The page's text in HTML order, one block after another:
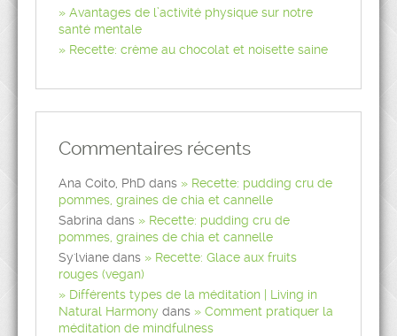
Avantages de l’activité physique sur notre
santé mentale
Recette: crème au chocolat et noisette saine
Commentaires récents
Ana Coito, PhD dans
Recette: pudding cru de
pommes, graines de chia et cannelle
Sabrina dans
Recette: pudding cru de
pommes, graines de chia et cannelle
Sy'lviane dans
Recette: Glace aux fruits
rouges (vegan)
Différents types de la méditation | Living in
Natural Harmony dans
Comment pratiquer la
méditation de mindfulness